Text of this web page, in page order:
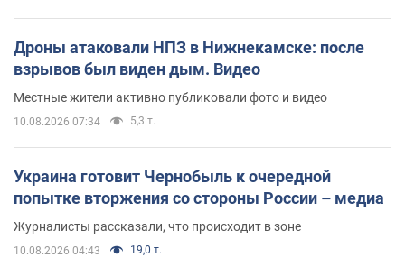
Дроны атаковали НПЗ в Нижнекамске: после
взрывов был виден дым. Видео
Местные жители активно публиковали фото и видео
10.08.2026 07:34 5,3 т.
Украина готовит Чернобыль к очередной
попытке вторжения со стороны России – медиа
Журналисты рассказали, что происходит в зоне
10.08.2026 04:43 19,0 т.